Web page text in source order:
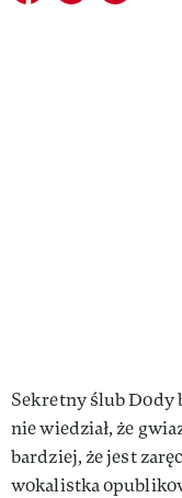
Sekretny ślub Dody
nie wiedział, że
bardziej, że jest
wokalistka